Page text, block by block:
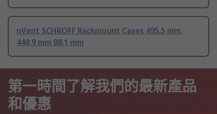
nVent SCHROFF Rackmount Cases 495.5 mm,
448.9 mm 88.1 mm
第一時間了解我們的最新產品
和優惠